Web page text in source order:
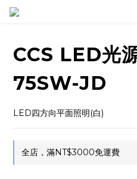
CCS LED光
75SW-JD
LED四方向平面照明(白)
全店，滿NT$3000免運費